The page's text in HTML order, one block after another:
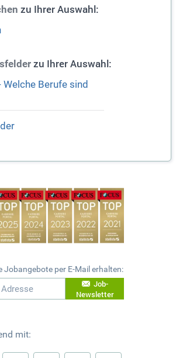
zu Ihrer Auswahl:
zu Ihrer Auswahl:
Welche Berufe sind
Jobangebote per E-Mail erhalten:
Job-
Newsletter
mit: